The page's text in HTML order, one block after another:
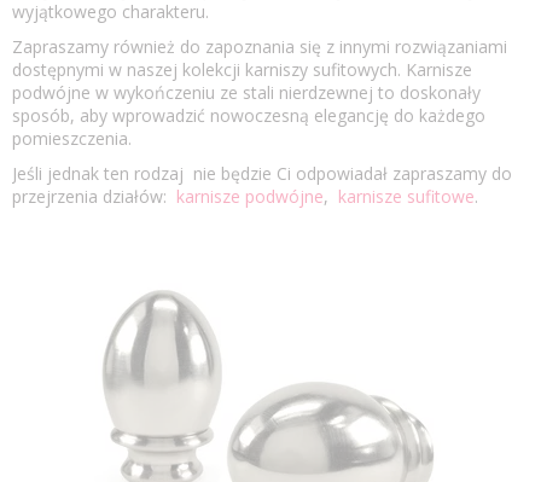
wyjątkowego charakteru.
Zapraszamy również do zapoznania się z innymi rozwiązaniami
dostępnymi w naszej kolekcji karniszy sufitowych. Karnisze
podwójne w wykończeniu ze stali nierdzewnej to doskonały
sposób, aby wprowadzić nowoczesną elegancję do każdego
pomieszczenia.
Jeśli jednak ten rodzaj nie będzie Ci odpowiadał zapraszamy do
przejrzenia działów: karnisze podwójne, karnisze sufitowe.